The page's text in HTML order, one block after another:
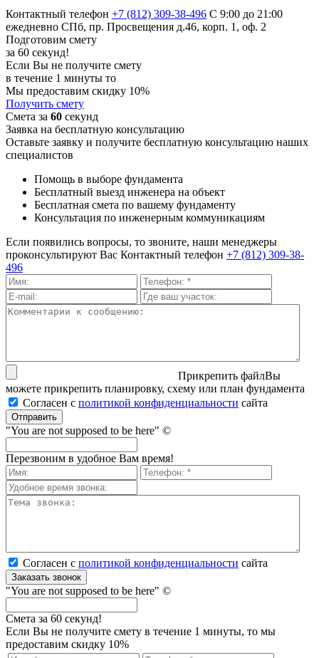
Контактный телефон +7 (812) 309-38-496 С 9:00 до 21:00
ежедневно СПб, пр. Просвещения д.46, корп. 1, оф. 2
Подготовим смету
за 60 секунд!
Если Вы не получите смету
в течение 1 минуты то
Мы предоставим скидку 10%
Получить смету
Смета за 60 секунд
Заявка на бесплатную консультацию
Оставьте заявку и получите бесплатную консультацию наших
специалистов
Помощь в выборе фундамента
Бесплатный выезд инженера на объект
Бесплатная смета по вашему фундаменту
Консультация по инженерным коммуникациям
Если появились вопросы, то звоните, наши менеджеры
проконсультируют Вас Контактный телефон +7 (812) 309-38-
496
Прикрепить файлВы
можете прикрепить планировку, схему или план фундамента
Согласен с политикой кон­фи­ден­ци­аль­нос­ти сайта
Отправить
"You are not supposed to be here" ©
Перезвоним в удобное Вам время!
Согласен с политикой кон­фи­ден­ци­аль­нос­ти сайта
Заказать звонок
"You are not supposed to be here" ©
Смета за 60 секунд!
Если Вы не получите смету в течение 1 минуты, то мы
предоставим скидку 10%